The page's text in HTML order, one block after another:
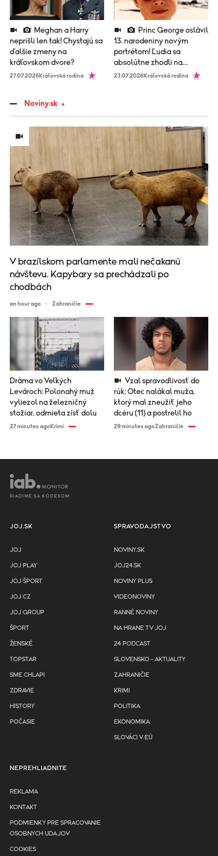
neprišli len tak! Chystajú sa
ďalšie zmeny na
kráľovskom dvore?
27.07.2026Kráľovská rodina
13. narodeniny novým
portrétom! Ľudia sa
absolútne zhodli na
TOMTO!
23.07.2026Kráľovská rodina
Noviny.sk
Dráma vo Veľkých
Levároch: Polonahý muž
vyliezol na železničný
stožiar, odmieta zísť dolu
27 minutes agoKrimi
Vzal spravodlivosť do
rúk: Otec nalákal muža,
ktorý mal zneužiť jeho
dcéru (11) a postrelil ho
29 minutes agoZahraničie
V brazílskom parlamente mali nečakanú
návštevu. Kapybary sa prechádzali po
chodbách
an hour ago Zahraničie
RIADIME SA KÓDEXOM
JOJ.SK
JOJ
JOJ PLAY
JOJ ŠPORT
JOJ CZ
JOJ GROUP
ŠPORT
ŽENSKÉ
TOPSTAR
SME CHLAPI
ZDRAVIE
HISTORY
POČASIE
SPRAVODAJSTVO
NOVINY.SK
JOJ24.SK
NOVINY PLUS
VIDEONOVINY
RANNÉ NOVINY
NA HRANE TV JOJ
24 PODCAST
SLOVENSKO - AKTUALITY
ZAHRANIČIE
KRIMI
POLITIKA
EKONOMIKA
SLOVÁCI V EÚ
NEPREHLIADNITE
REKLAMA
KONTAKT
PODMIENKY PRE SPRACOVANIE
OSOBNYCH UDAJOV
COOKIES